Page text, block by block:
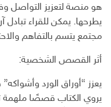
هو منصة لتعزيز التواصل
يطرحها. يمكن للقراء
مجتمع يتسم بالتفاهم
أثر القصص الشخصية:
يعزز “أوراق الورد
يروي الكتاب قصصًا ملهمة